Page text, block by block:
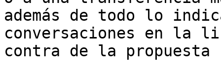
además de todo lo
conversaciones en la
contra de la propuesta